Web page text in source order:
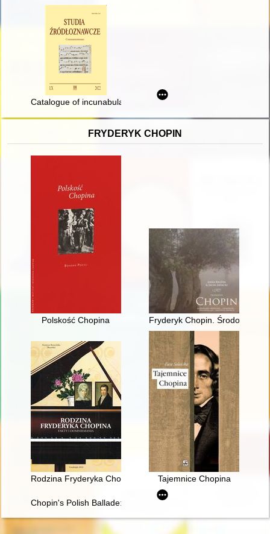
Catalogue of incunabula in the National Library of Poland -
FRYDERYK CHOPIN
Polskość Chopina Fryderyk Chopin. Środowisko
Rodzina Fryderyka Chopina. Fakty i domniemania
Tajemnice Chopina
Chopin's Polish Ballade: Op. 38 as Narrative of National